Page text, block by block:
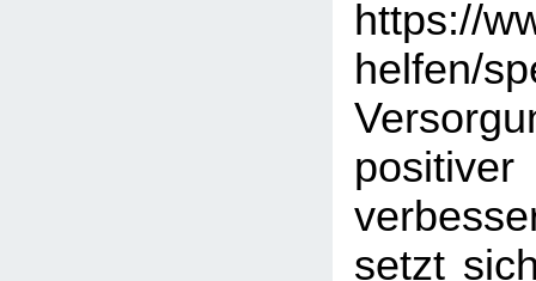
https://
helfen/
setzt